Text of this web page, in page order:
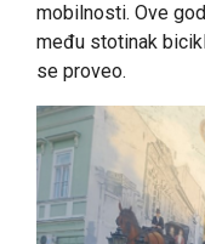
mobilnosti. Ove
među stotinak
se proveo.